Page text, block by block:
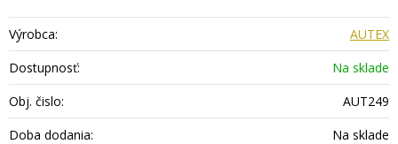
Výrobca:
AUTEX
Dostupnosť:
Na sklade
Obj. čislo:
AUT249
Doba dodania:
Na sklade